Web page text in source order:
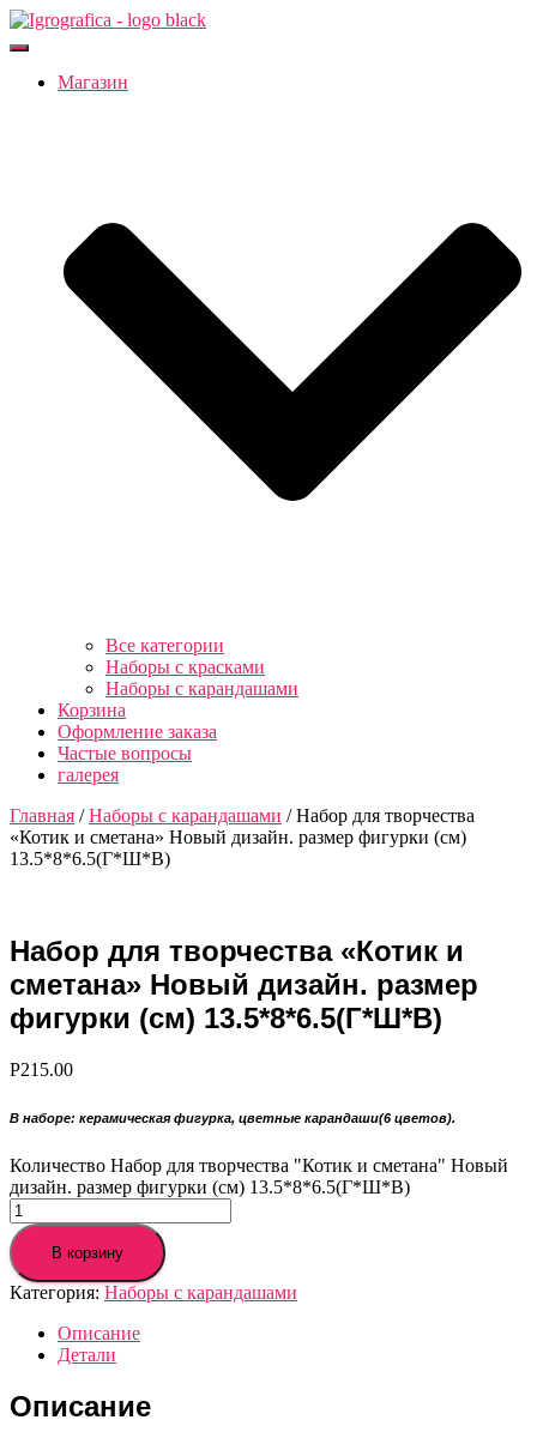
Переключить
навигациюМагазин
Все категории
Наборы с красками
Наборы с карандашами
Корзина
Оформление заказа
Частые вопросы
галерея
Главная /Наборы с карандашами / Набор для творчества
«Котик и сметана» Новый дизайн. размер фигурки (см)
13.5*8*6.5(Г*Ш*В)
Набор для творчества «Котик и
сметана» Новый дизайн. размер
фигурки (см) 13.5*8*6.5(Г*Ш*В)
Р215.00
В наборе: керамическая фигурка, цветные карандаши(6 цветов).
Количество Набор для творчества "Котик и сметана" Новый
дизайн. размер фигурки (см) 13.5*8*6.5(Г*Ш*В)
В корзину
Категория: Наборы с карандашами
Описание
Детали
Описание